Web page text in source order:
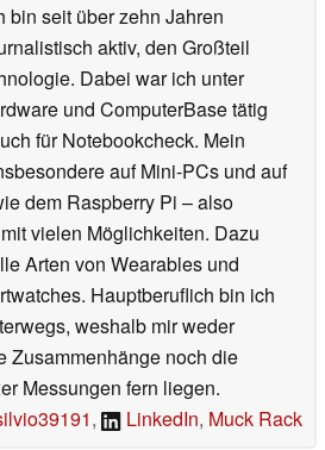
bin seit über zehn Jahren
aktiv, den Großteil
Dabei war ich unter
und ComputerBase tätig
für Notebookcheck. Mein
auf Mini-PCs und auf
dem Raspberry Pi – also
vielen Möglichkeiten. Dazu
Arten von Wearables und
Hauptberuflich bin ich
weshalb mir weder
Zusammenhänge noch die
Messungen fern liegen.
, LinkedIn, Muck Rack